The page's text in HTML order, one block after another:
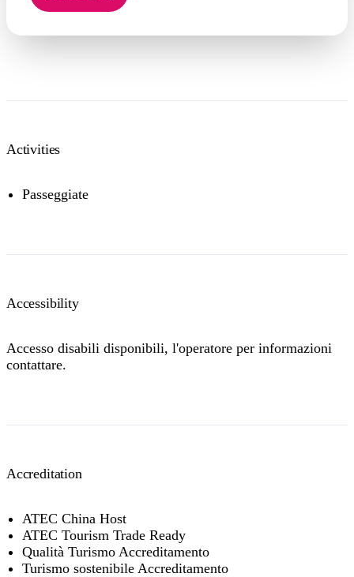
Activities
Passeggiate
Accessibility
Accesso disabili disponibili, l'operatore per informazioni
contattare.
Accreditation
ATEC China Host
ATEC Tourism Trade Ready
Qualità Turismo Accreditamento
Turismo sostenibile Accreditamento